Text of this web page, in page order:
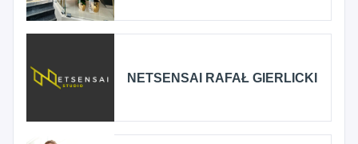
NETSENSAI RAFAŁ GIERLICKI